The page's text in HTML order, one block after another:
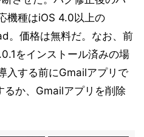
機種はiOS 4.0以上の
。価格は無料だ。なお、前
をインストール済みの場
入する前にGmailアプリで
るか、Gmailアプリを削除